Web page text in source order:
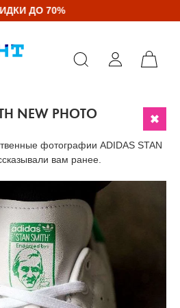
ДО 70%
NEW PHOTO
фотографии ADIDAS STAN
вам ранее.